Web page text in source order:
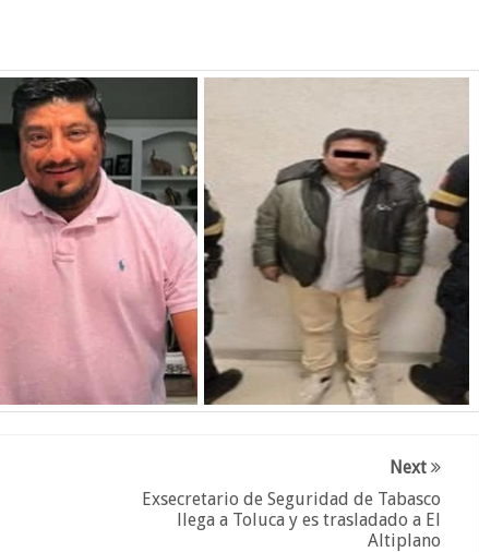
Next
Exsecretario de Seguridad de Tabasco
llega a Toluca y es trasladado a El
Altiplano